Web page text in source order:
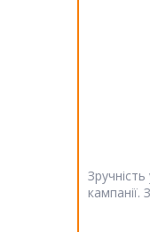
кампанії.